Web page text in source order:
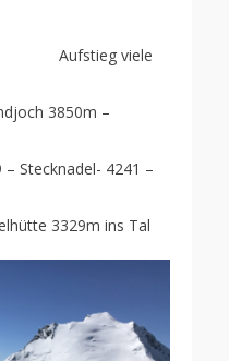
Aufstieg viele
3850m –
Stecknadel- 4241 –
3329m ins Tal